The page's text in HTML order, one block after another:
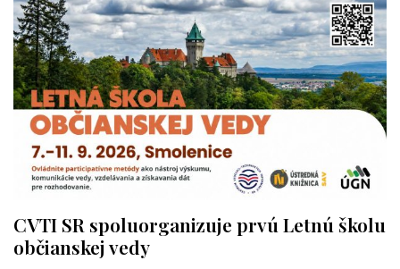
CVTI SR spoluorganizuje prvú Letnú školu
občianskej vedy